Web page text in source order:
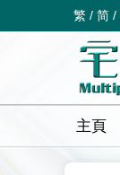
繁 / 简 /
主頁